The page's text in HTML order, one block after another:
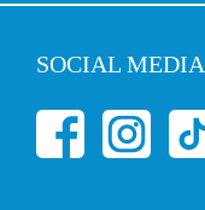
SOCIAL MEDIA